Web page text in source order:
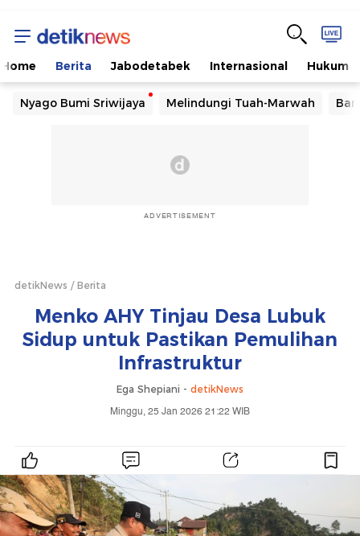
Home Berita Jabodetabek Internasional Hukum
Nyago Bumi Sriwijaya Melindungi Tuah-Marwah
ADVERTISEMENT
detikNews Berita
Menko AHY Tinjau Desa Lubuk
Sidup untuk Pastikan Pemulihan
Infrastruktur
Ega Shepiani - detikNews
Minggu, 25 Jan 2026 21:22 WIB